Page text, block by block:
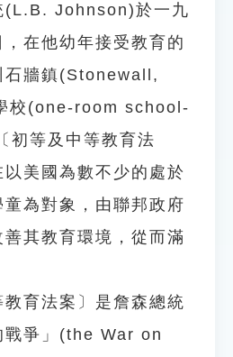
Johnson)於一九
在他幼年接受教育的
石牆鎮(Stonewall,
校(one-room school-
初等及中等教育法
美國為數不少的處於
為對象，由聯邦政府
其教育環境，從而滿
育法案〕是詹森總統
戰爭」(the War on